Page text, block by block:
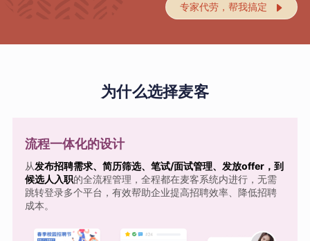
专家代劳，帮我搞定 
为什么选择麦客
流程一体化的设计
从发布招聘需求、简历筛选、笔试/面试管理、发放offer，到
候选人入职的全流程管理，全程都在麦客系统内进行，无需
跳转登录多个平台，有效帮助企业提高招聘效率、降低招聘
成本。